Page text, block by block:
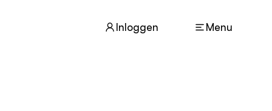
Inloggen Menu